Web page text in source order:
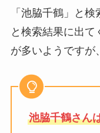
「池脇千鶴」と
と検索結果に出
が多いようですが、
池脇千鶴さん